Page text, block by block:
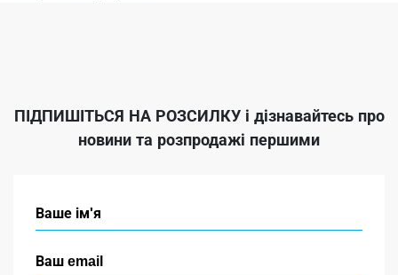
ПІДПИШІТЬСЯ НА РОЗСИЛКУі дізнавайтесь про
новини та розпродажі першими